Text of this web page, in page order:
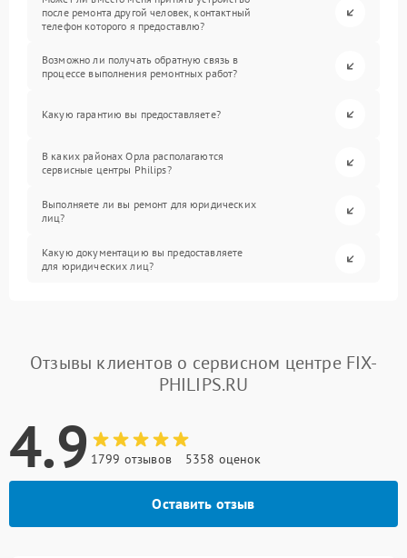
после ремонта другой человек, контактный
телефон которого я предоставлю?
Возможно ли получать обратную связь в
процессе выполнения ремонтных работ?
Какую гарантию вы предоставляете?
В каких районах Орла располагаются
сервисные центры Philips?
Выполняете ли вы ремонт для юридических
лиц?
Какую документацию вы предоставляете
для юридических лиц?
Отзывы клиентов о сервисном центре FIX-
PHILIPS.RU
4.9 1799 отзывов 5358 оценок
Оставить отзыв